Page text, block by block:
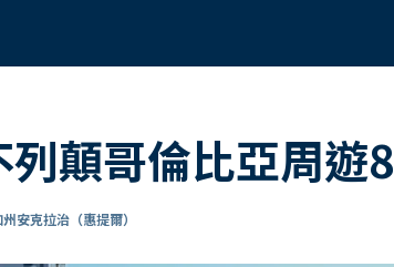
顛哥倫比亞周遊
安克拉治（惠提爾）